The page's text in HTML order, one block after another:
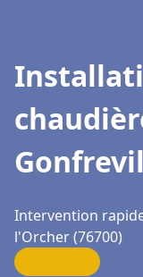
Intervention
l'Orcher (76700)